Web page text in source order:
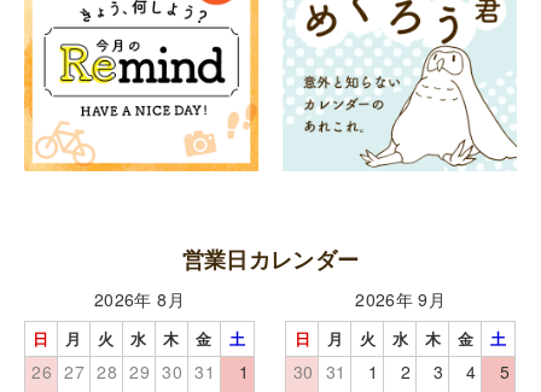
営業日カレンダー
2026年 8月
日 月 火 水 木 金 土
26 27 28 29 30 31 1
2026年 9月
日 月 火 水 木 金 土
30 31 1 2 3 4 5